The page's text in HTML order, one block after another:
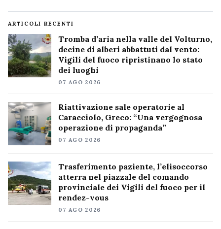
ARTICOLI RECENTI
Tromba d’aria nella valle del Volturno,
decine di alberi abbattuti dal vento:
Vigili del fuoco ripristinano lo stato
dei luoghi
07 AGO 2026
Riattivazione sale operatorie al
Caracciolo, Greco: “Una vergognosa
operazione di propaganda”
07 AGO 2026
Trasferimento paziente, l’elisoccorso
atterra nel piazzale del comando
provinciale dei Vigili del fuoco per il
rendez-vous
07 AGO 2026